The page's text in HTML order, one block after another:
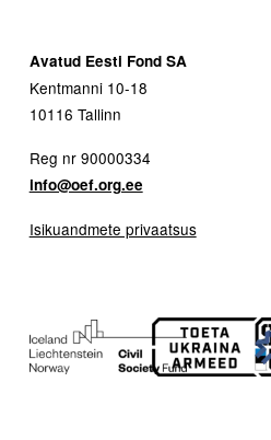
Avatud Eesti Fond SA
Kentmanni 10-18
10116 Tallinn
Reg nr 90000334
info@oef.org.ee
Isikuandmete privaatsus